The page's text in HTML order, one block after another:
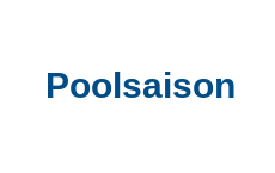
Poolsaison